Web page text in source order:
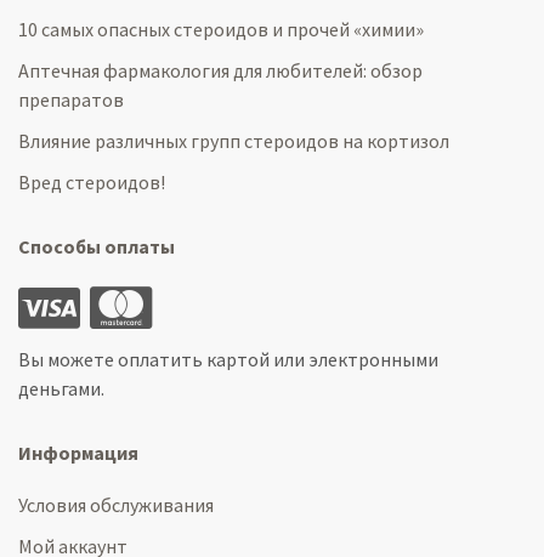
10 самых опасных стероидов и прочей «химии»
Аптечная фармакология для любителей: обзор
препаратов
Влияние различных групп стероидов на кортизол
Вред стероидов!
Способы оплаты
Вы можете оплатить картой или электронными
деньгами.
Информация
Условия обслуживания
Мой аккаунт